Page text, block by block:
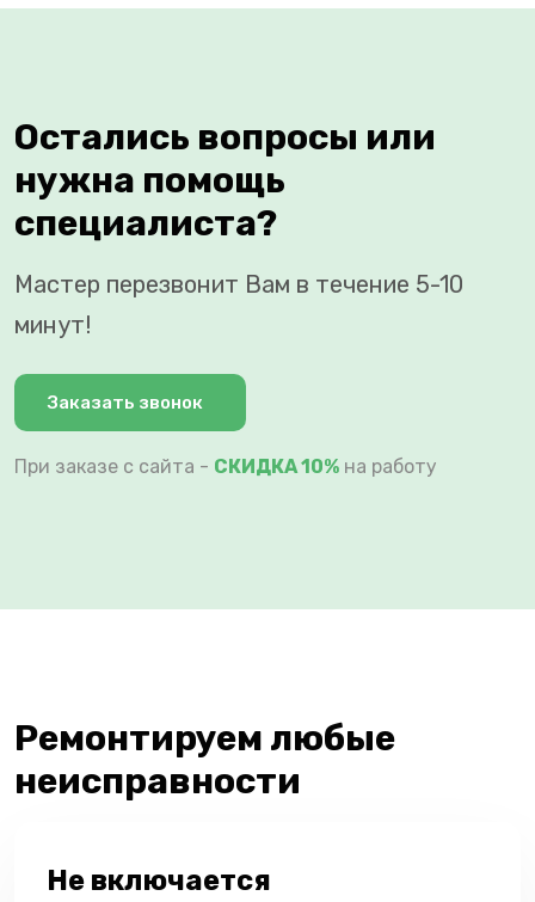
Остались вопросы или
нужна помощь
специалиста?
Мастер перезвонит Вам в течение 5-10
минут!
Заказать звонок
При заказе с сайта - СКИДКА 10% на работу
Ремонтируем любые
неисправности
Не включается